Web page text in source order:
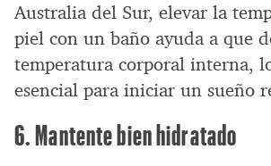
Australia del Sur, elevar la
piel con un baño ayuda a que
temperatura corporal interna,
esencial para iniciar un sueño
6. Mantente bien hidratado